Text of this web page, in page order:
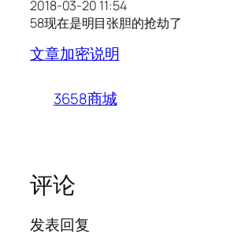
2018-03-20 11:54
58现在是明目张胆的抢劫了
文章加密说明
3658商城
评论
发表回复